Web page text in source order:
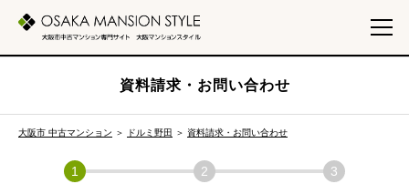
資料請求・お問い合わせ
大阪市 中古マンション ＞ ドルミ野田 ＞ 資料請求・お問い合わせ